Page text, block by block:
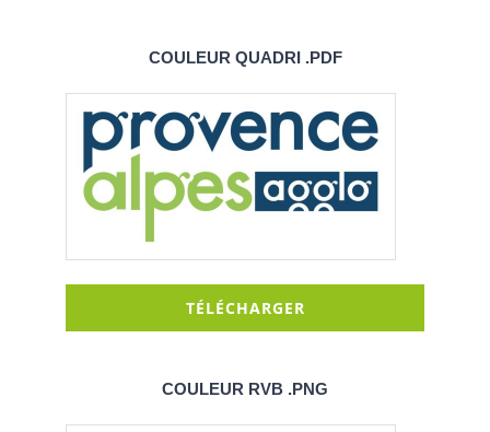
COULEUR QUADRI .PDF
TÉLÉCHARGER
COULEUR RVB .PNG